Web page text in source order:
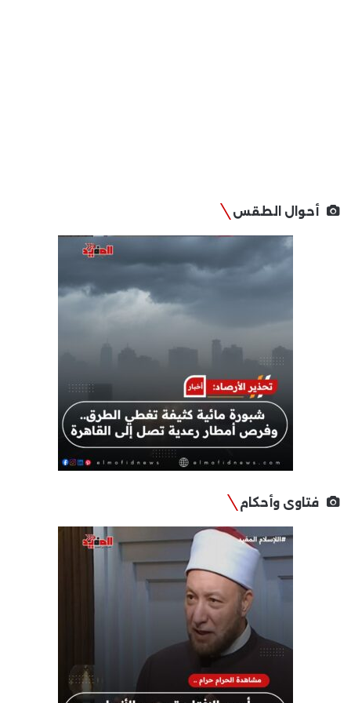
أحوال الطقس
فتاوى وأحكام